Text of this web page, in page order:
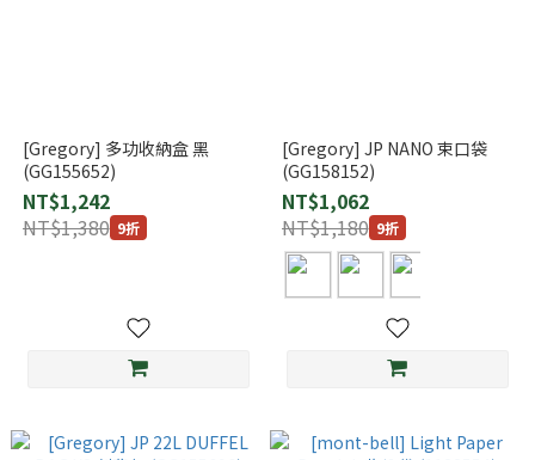
[Gregory] 多功收納盒 黑
(GG155652)
NT$1,242
NT$1,380 9折
[Gregory] JP NANO 束口袋
(GG158152)
NT$1,062
NT$1,180 9折